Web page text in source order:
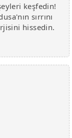
keşfedin!
sırrını
hissedin.